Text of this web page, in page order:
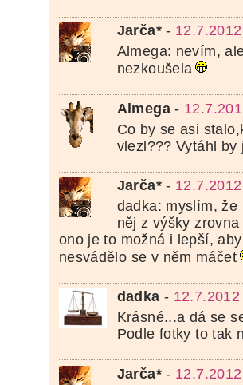
Jarča*-
Almega: nevím,
nezkoušela
Almega-
Co by se asi
vlezl??? Vytáhl
Jarča*-
dadka: myslím,
něj z výšky
ono je to možná i lepší,
nesvádělo se v něm máčet
dadka -
Krásné...a dá se
Podle fotky to tak
Jarča*-